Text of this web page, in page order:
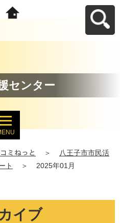
センター
ミねっと ＞
八王子市市民活
ト ＞ 2025年01月
イブ